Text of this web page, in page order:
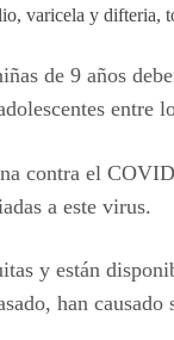
varicela y difteria,
de 9 años
entre
contra el
a este virus.
y están
han